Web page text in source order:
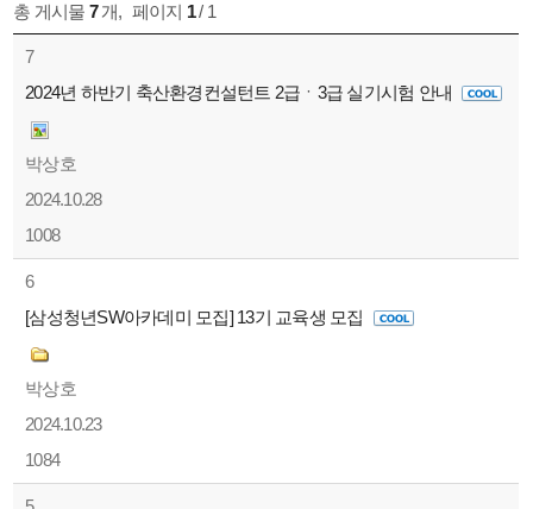
총 게시물 7개, 페이지 1/ 1
7
2024년 하반기 축산환경컨설턴트 2급ㆍ3급 실기시험 안내
박상호
2024.10.28
1008
6
[삼성청년SW아카데미 모집] 13기 교육생 모집
박상호
2024.10.23
1084